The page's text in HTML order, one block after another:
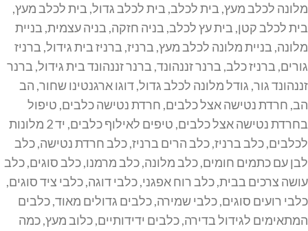
מלונה לכלב מעץ, בית לכלב, בית לכלב גדול, בית לכלב מעץ,
בית לכלב קטן, בית עץ לכלב, בניה חזקה, בניה עצמית, בניית
מלונה, בניית מלונה לכלב מעץ, ברניז, ברניז בית גידול, ברניז
גורים, ברניז כלב, ברנר זננהונד, ברנר זננהונד בית גידול, ברנר
זננהונד גור, גודל מלונה לכלב גדול,דוגו ארגנטינו שחור, הב
הב, חרדת נטישה אצל כלבים, חרדת נטישה כלבים, טיפול
בחרדת נטישה אצל כלבים, טיפים לאילוף כלבים,
יד 2 מלונות
לכלבים,כלב ברניז,כלב הרים ברניז,כלב חרדת נטישה,כלב
לבן עם כתמים חומים,כלב מלונה,כלב מרמנו,כלב סוגים,כלב
עושה צרכים בבית,כלב רוח אפגני,כלבי דוגה,כלבי ציד סוגים,
כלבי רועים סוגים,כלבי שמירה,כלבים גדולים מאוד,כלבים
המתאימים לגידול בדירה,כלבים ידידותיים,כלוב מעץ,כמה